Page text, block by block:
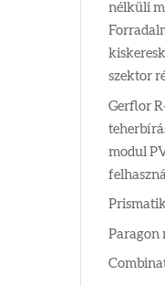
nélküli
szektor
Gerflor
modul
Paragon